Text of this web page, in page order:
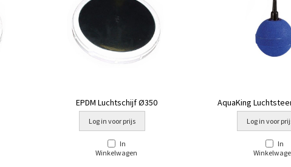
EPDM Luchtschijf Ø350
Log in voor prijs
In
Winkelwagen
AquaKing
Log in voor
In